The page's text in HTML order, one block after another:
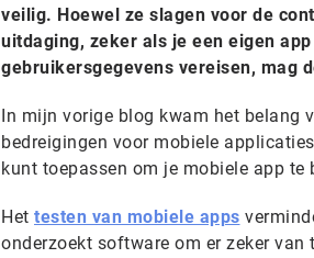
veilig. Hoewel ze slagen voor de
uitdaging, zeker als je een eigen
gebruikersgegevens vereisen, mag
In mijn vorige blog kwam het belang
bedreigingen voor mobiele
kunt toepassen om je mobiele app te
Het testen van mobiele apps
onderzoekt software om er zeker